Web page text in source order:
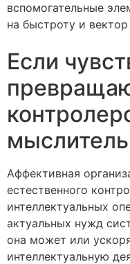
вспомогательные
на быстроту и
Если
Аффективная
естественного
интеллектуальных
актуальных нужд
она может или
интеллектуальную